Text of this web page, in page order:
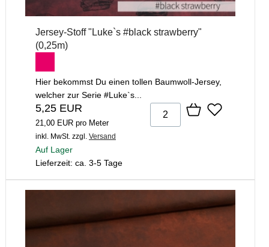
Jersey-Stoff "Luke`s #black strawberry"
(0,25m)
Hier bekommst Du einen tollen Baumwoll-Jersey,
welcher zur Serie #Luke`s...
5,25 EUR
21,00 EUR pro Meter
inkl. MwSt. zzgl. Versand
Auf Lager
Lieferzeit: ca. 3-5 Tage